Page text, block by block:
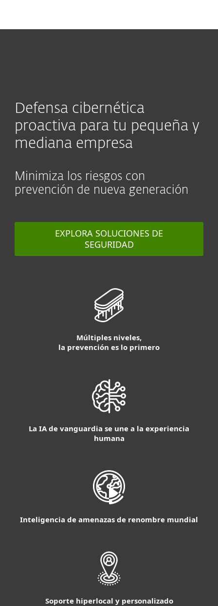
Defensa cibernética
proactiva para tu pequeña y
mediana empresa
Minimiza los riesgos con
prevención de nueva generación
EXPLORA SOLUCIONES DE
SEGURIDAD
Múltiples niveles,
la prevención es lo primero
La IA de vanguardia se une a la experiencia
humana
Inteligencia de amenazas de renombre mundial
Soporte hiperlocal y personalizado